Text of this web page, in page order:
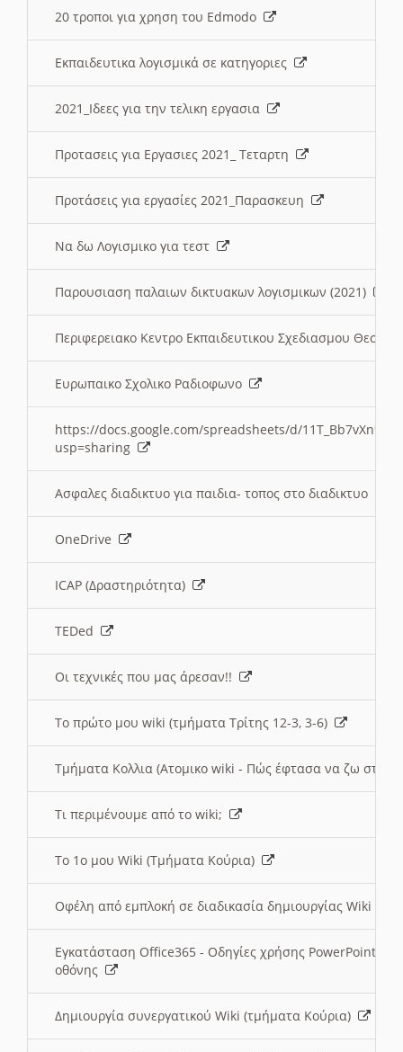
20 τροποι για χρηση του Edmodo
Εκπαιδευτικα λογισμικά σε κατηγοριες
2021_Ιδεες για την τελικη εργασια
Προτασεις για Εργασιες 2021_ Τεταρτη
Προτάσεις για εργασίες 2021_Παρασκευη
Να δω Λογισμικο για τεστ
Παρουσιαση παλαιων δικτυακων λογισμικων (2021)
Περιφερειακο Κεντρο Εκπαιδευτικου Σχεδιασμου
Ευρωπαικο Σχολικο Ραδιοφωνο
https://docs.google.com/spreadsheets/d/
usp=sharing
Ασφαλες διαδικτυο για παιδια- τοπος στο διαδικτυο
OneDrive
ICAP (Δραστηριότητα)
TEDed
Οι τεχνικές που μας άρεσαν!!
Το πρώτο μου wiki (τμήματα Τρίτης 12-3, 3-6)
Τμήματα Κολλια (Ατομικο wiki - Πώς έφτασα να ζω στην
Τι περιμένουμε από το wiki;
Το 1ο μου Wiki (Τμήματα Κούρια)
Οφέλη από εμπλοκή σε διαδικασία δημιουργίας Wiki
Εγκατάσταση Office365 - Οδηγίες χρήσης PowerPoint
οθόνης
Δημιουργία συνεργατικού Wiki (τμήματα Κούρια)